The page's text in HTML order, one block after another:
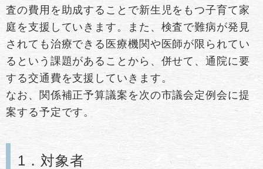
査の費用を助成することで新生児をもつ子育て家
庭を支援していきます。また、検査で難病が発見
されても治療できる医療機関や医師が限られてい
るという課題があることから、併せて、通院に要
する交通費を支援していきます。
なお、関係補正予算議案を次の市議会定例会に提
案する予定です。
1．対象者